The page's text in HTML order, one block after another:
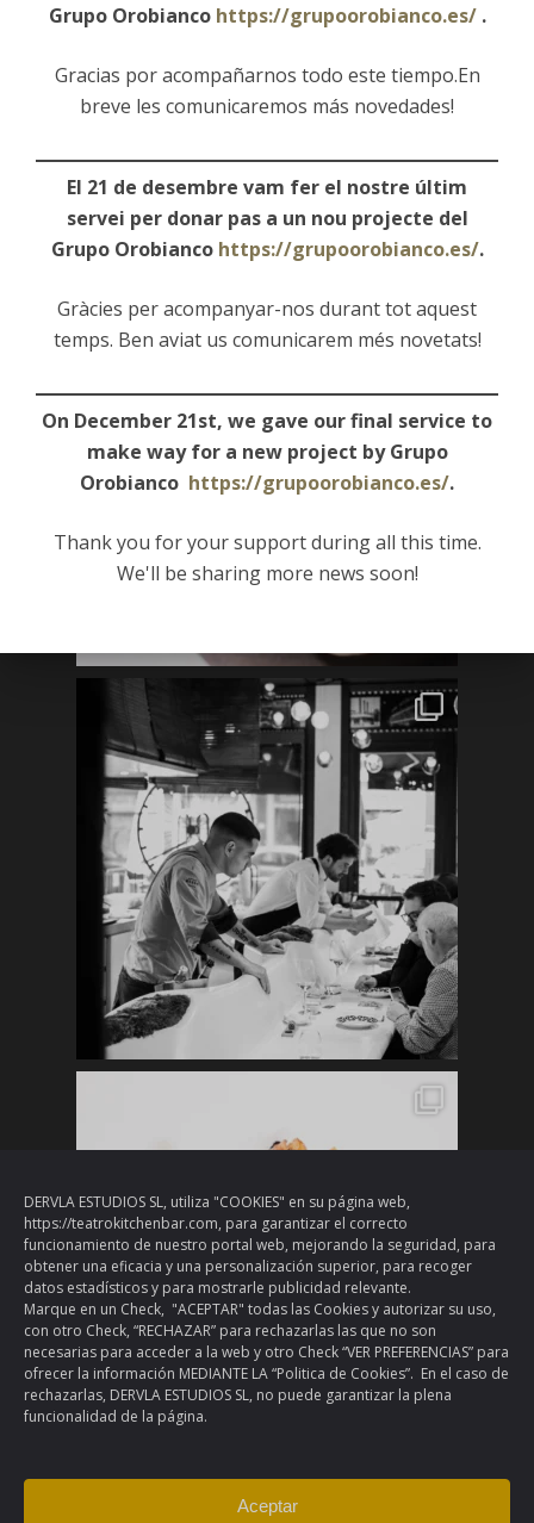
DERVLA ESTUDIOS SL, utiliza "COOKIES" en su página web,
https://teatrokitchenbar.com, para garantizar el correcto
funcionamiento de nuestro portal web, mejorando la seguridad, para
obtener una eficacia y una personalización superior, para recoger
datos estadísticos y para mostrarle publicidad relevante.
Marque en un Check, "ACEPTAR" todas las Cookies y autorizar su uso,
con otro Check, “RECHAZAR” para rechazarlas las que no son
necesarias para acceder a la web y otro Check “VER PREFERENCIAS” para
ofrecer la información MEDIANTE LA “Politica de Cookies”. En el caso de
rechazarlas, DERVLA ESTUDIOS SL, no puede garantizar la plena
funcionalidad de la página.
Aceptar
Grupo Orobianco https://grupoorobianco.es/.
Gracias por acompañarnos todo este tiempo.En
breve les comunicaremos más novedades!
El 21 de desembre vam fer el nostre últim
servei per donar pas a un nou projecte del
Grupo Orobianco https://grupoorobianco.es/.
Gràcies per acompanyar-nos durant tot aquest
temps. Ben aviat us comunicarem més novetats!
On December 21st, we gave our final service to
make way for a new project by Grupo
Orobianco https://grupoorobianco.es/.
Thank you for your support during all this time.
We'll be sharing more news soon!